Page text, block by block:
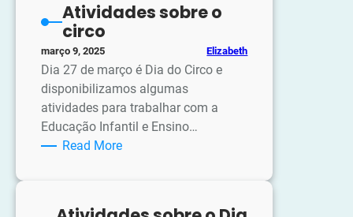
Profissões
Atividades sobre o
circo
março 9, 2025 Elizabeth
Dia 27 de março é Dia do Circo e
disponibilizamos algumas
atividades para trabalhar com a
Educação Infantil e Ensino…
Read More: